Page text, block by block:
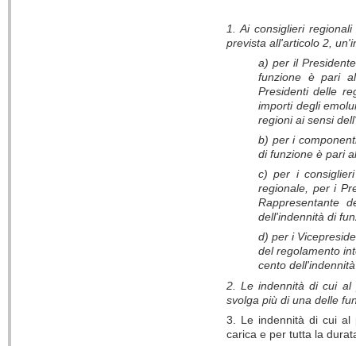
1. Ai consiglieri
prevista all'articolo 2,
a) per il
funzione è pari
Presidenti delle
importi degli
regioni ai sensi
b) per i
di funzione è pari
c) per i
regionale, per i
Rappresentante
dell'indennità di
d) per i
del regolamento
cento
2. Le indennità di cui al
svolga più di una delle
3. Le indennità di cui al
carica e per tutta la